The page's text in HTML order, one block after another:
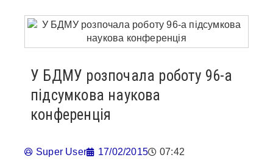
У БДМУ розпочала роботу 96-а
підсумкова наукова
конференція
Super User 17/02/2015 07:42